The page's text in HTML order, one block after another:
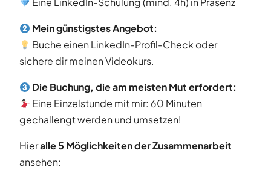
Mein günstigstes Angebot:
Buche einen LinkedIn-Profil-Check oder
sichere dir meinen Videokurs.
Die Buchung, die am meisten Mut erfordert:
Eine Einzelstunde mit mir: 60 Minuten
gechallengt werden und umsetzen!
Hieralle 5 Möglichkeiten der Zusammenarbeit
ansehen: